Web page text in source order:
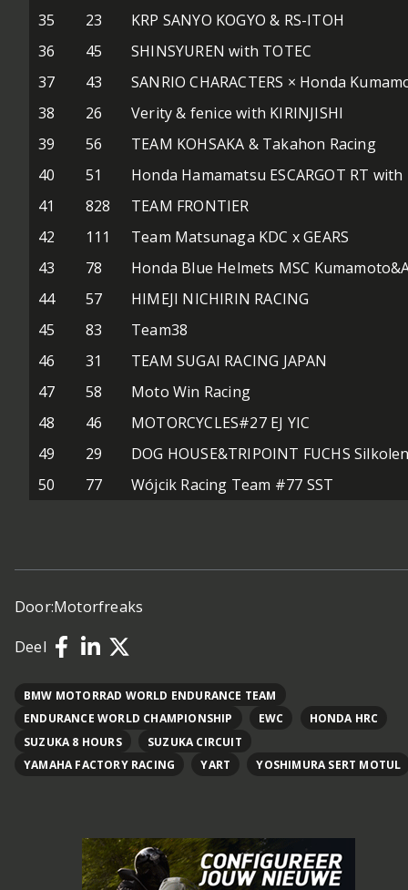
35
23
KRP SANYO KOGYO & RS-ITOH
36
45
SHINSYUREN with TOTEC
37
43
SANRIO CHARACTERS × Honda
38
26
Verity & fenice with KIRINJISHI
39
56
TEAM KOHSAKA & Takahon Racing
40
51
Honda Hamamatsu ESCARGOT RT with
41
828
TEAM FRONTIER
42
111
Team Matsunaga KDC x GEARS
43
78
Honda Blue Helmets MSC
44
57
HIMEJI NICHIRIN RACING
45
83
Team38
46
31
TEAM SUGAI RACING JAPAN
47
58
Moto Win Racing
48
46
MOTORCYCLES#27 EJ YIC
49
29
DOG HOUSE&TRIPOINT FUCHS
50
77 Wójcik Racing Team #77 SST
Door:Motorfreaks
Deel
BMW MOTORRAD WORLD ENDURANCE TEAM
ENDURANCE WORLD CHAMPIONSHIP
EWC
HONDA HRC
SUZUKA 8 HOURS
SUZUKA CIRCUIT
YAMAHA FACTORY RACING
YART YOSHIMURA SERT MOTUL